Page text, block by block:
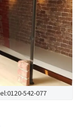
542-077